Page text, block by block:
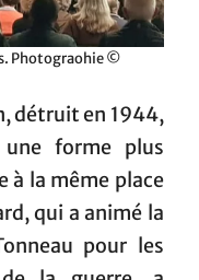
Photograohie ©
détruit en 1944,
forme plus
à la même place
qui a animé la
pour les